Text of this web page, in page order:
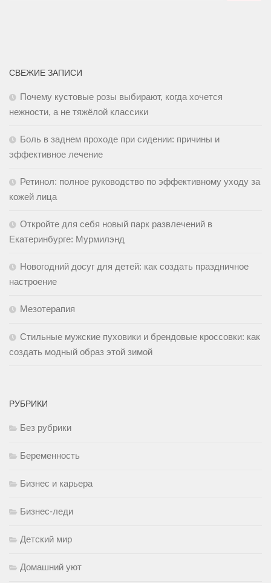
СВЕЖИЕ ЗАПИСИ
Почему кустовые розы выбирают, когда хочется
нежности, а не тяжёлой классики
Боль в заднем проходе при сидении: причины и
эффективное лечение
Ретинол: полное руководство по эффективному уходу за
кожей лица
Откройте для себя новый парк развлечений в
Екатеринбурге: Мурмилэнд
Новогодний досуг для детей: как создать праздничное
настроение
Мезотерапия
Стильные мужские пуховики и брендовые кроссовки: как
создать модный образ этой зимой
РУБРИКИ
Без рубрики
Беременность
Бизнес и карьера
Бизнес-леди
Детский мир
Домашний уют